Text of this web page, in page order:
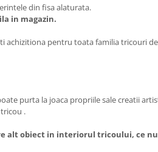
din fisa alaturata.
in magazin.
achizitiona pentru toata familia tricouri
purta la joaca propriile sale creatii
.
alt obiect in interiorul tricoului, ce